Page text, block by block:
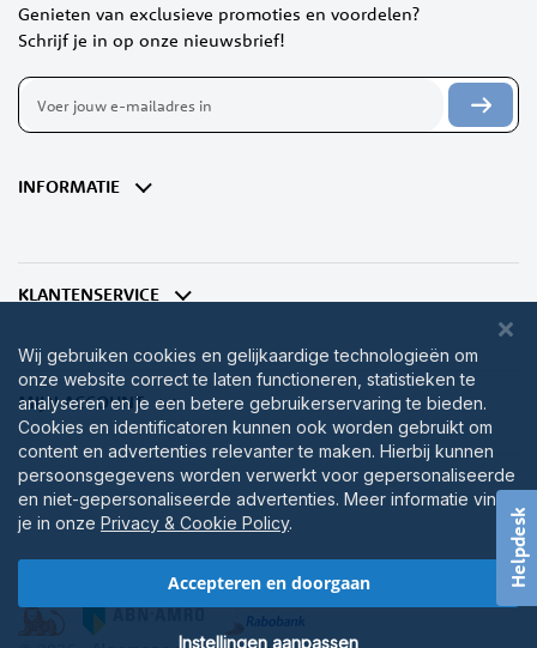
Helpdesk
Genieten van exclusieve promoties en voordelen?
Schrijf je in op onze nieuwsbrief!
Abonneer
op
nieuwsbrief
INFORMATIE
KLANTENSERVICE
MIJN ACCOUNT
Wij gebruiken cookies en gelijkaardige technologieën om
onze website correct te laten functioneren, statistieken te
analyseren en je een betere gebruikerservaring te bieden.
Cookies en identificatoren kunnen ook worden gebruikt om
content en advertenties relevanter te maken. Hierbij kunnen
persoonsgegevens worden verwerkt voor gepersonaliseerde
en niet-gepersonaliseerde advertenties. Meer informatie vind
je in onze Privacy & Cookie Policy.
Accepteren en doorgaan
Instellingen aanpassen